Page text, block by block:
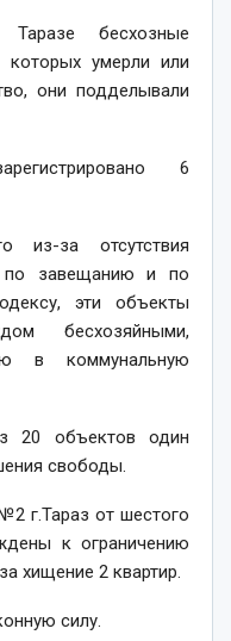
бесхозные
умерли или
они подделывали
6
из-за отсутствия
по завещанию и по
эти объекты
бесхозяйными,
в коммунальную
20 объектов один
свободы.
г.Тараз от шестого
к ограничению
хищение 2 квартир.
силу.